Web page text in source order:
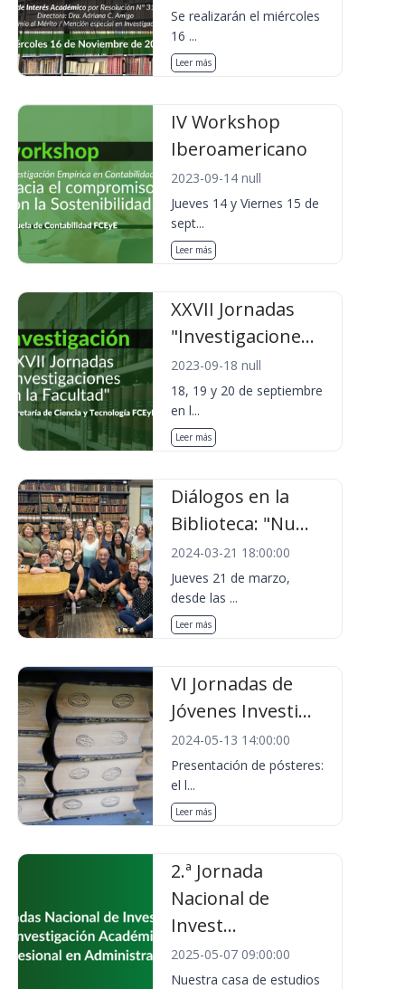
Se realizarán el miércoles
16 ...
Leer más
IV Workshop
Iberoamericano
2023-09-14 null
Jueves 14 y Viernes 15 de
sept...
Leer más
XXVII Jornadas
"Investigacione...
2023-09-18 null
18, 19 y 20 de septiembre
en l...
Leer más
Diálogos en la
Biblioteca: "Nu...
2024-03-21 18:00:00
Jueves 21 de marzo,
desde las ...
Leer más
VI Jornadas de
Jóvenes Investi...
2024-05-13 14:00:00
Presentación de pósteres:
el l...
Leer más
2.ª Jornada
Nacional de
Invest...
2025-05-07 09:00:00
Nuestra casa de estudios